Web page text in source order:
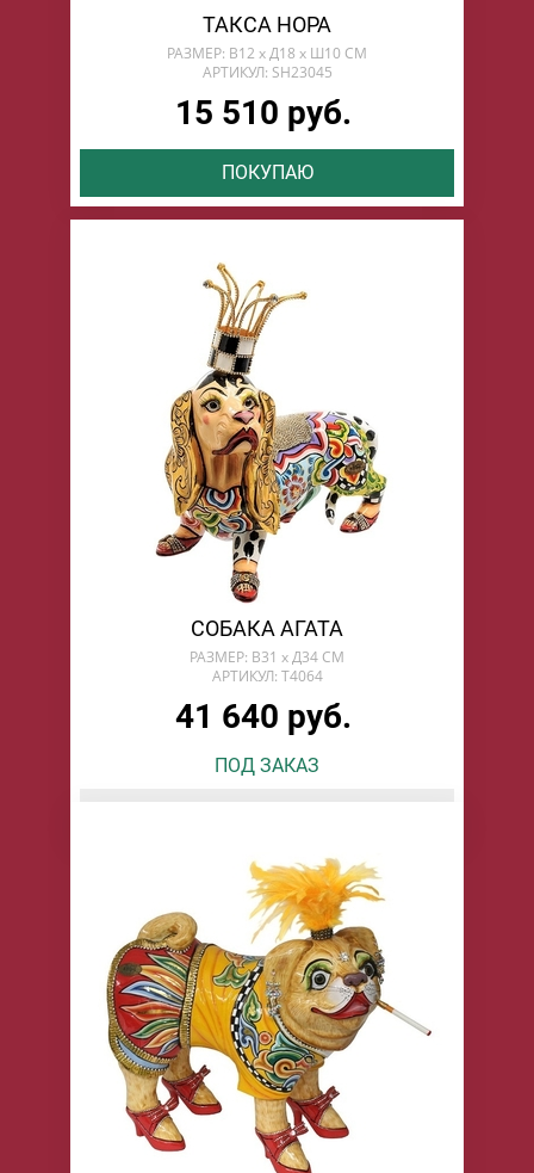
ТАКСА НОРА
РАЗМЕР: В12 х Д18 х Ш10 СМ
АРТИКУЛ: SH23045
15 510 руб.
ПОКУПАЮ
СОБАКА АГАТА
РАЗМЕР: В31 х Д34 СМ
АРТИКУЛ: T4064
41 640 руб.
ПОД ЗАКАЗ